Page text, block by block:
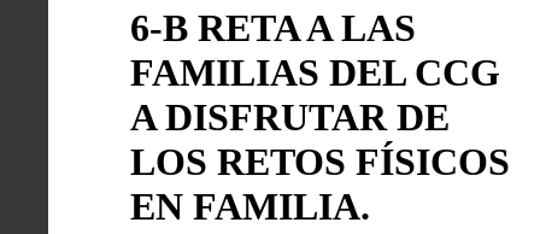
6-B RETA A LAS
FAMILIAS DEL CCG
A DISFRUTAR DE
LOS RETOS FÍSICOS
EN FAMILIA.